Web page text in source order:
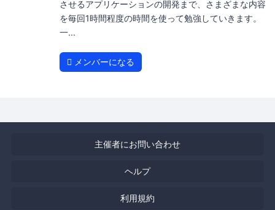
させるアプリケーションの開発まで、さまざまな内容
を毎回1時間程度の時間を使って勉強していきます。
一...
メンバーになる
主催者にお問い合わせ
ヘルプ
利用規約